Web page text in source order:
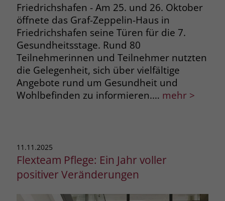
Friedrichshafen - Am 25. und 26. Oktober
öffnete das Graf-Zeppelin-Haus in
Friedrichshafen seine Türen für die 7.
Gesundheitsstage. Rund 80
Teilnehmerinnen und Teilnehmer nutzten
die Gelegenheit, sich über vielfältige
Angebote rund um Gesundheit und
Wohlbefinden zu informieren.… mehr >
11.11.2025
Flexteam Pflege: Ein Jahr voller
positiver Veränderungen